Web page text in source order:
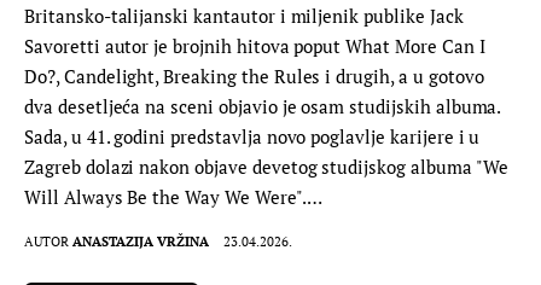
Britansko-talijanski kantautor i miljenik publike Jack
Savoretti autor je brojnih hitova poput What More Can I
Do?, Candelight, Breaking the Rules i drugih, a u gotovo
dva desetljeća na sceni objavio je osam studijskih albuma.
Sada, u 41. godini predstavlja novo poglavlje karijere i u
Zagreb dolazi nakon objave devetog studijskog albuma "We
Will Always Be the Way We Were".…
AUTOR ANASTAZIJA VRŽINA 23.04.2026.